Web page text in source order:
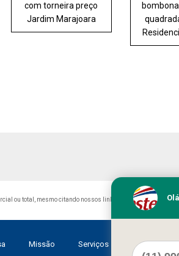
com torneira preço
Jardim Marajoara
ou total, mesmo citando nossos links, é proibida sem a
Missão Serviços Contato